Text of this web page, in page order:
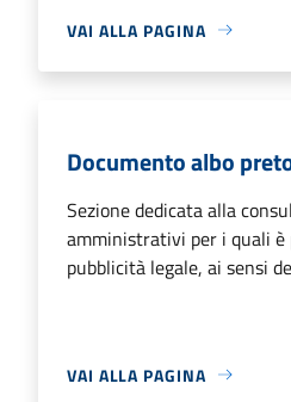
VAI ALLA PAGINA
Documento albo
Sezione dedicata alla
amministrativi per i quali è
pubblicità legale, ai sensi
VAI ALLA PAGINA